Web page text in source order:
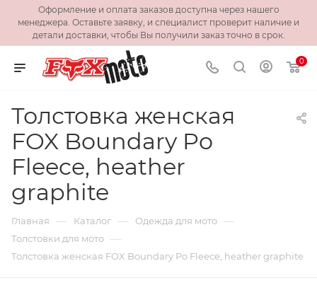
Оформление и оплата заказов доступна через нашего
менеджера. Оставьте заявку, и специалист проверит наличие и
детали доставки, чтобы Вы получили заказ точно в срок.
0
Толстовка женская
FOX Boundary Po
Fleece, heather
graphite
Главная — Каталог — Одежда для мото —
Толстовки для мото —
Толстовка женская FOX Boundary Po Fleece, heather graphite